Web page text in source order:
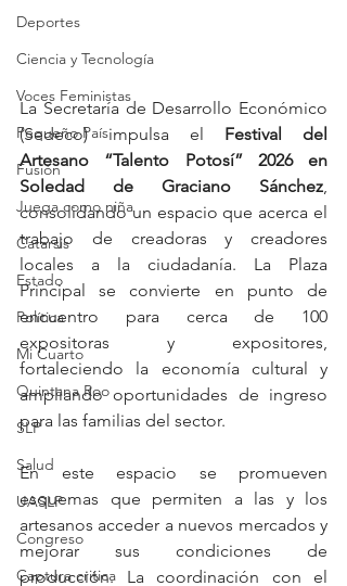
Deportes
Ciencia y Tecnología
Voces Feministas
Pequeño País
Fusión
Juega como niña
Catarsis
Estado
Política
Mi Cuarto
Quintana Roo
SLP
Salud
UASLP
Congreso
Captura critica
La Secretaría de Desarrollo Económico
(Sedeco) impulsa el Festival del
Artesano “Talento Potosí” 2026 en
Soledad de Graciano Sánchez,
consolidando un espacio que acerca el
trabajo de creadoras y creadores
locales a la ciudadanía. La Plaza
Principal se convierte en punto de
encuentro para cerca de 100
expositoras y expositores,
fortaleciendo la economía cultural y
ampliando oportunidades de ingreso
para las familias del sector.
En este espacio se promueven
esquemas que permiten a las y los
artesanos acceder a nuevos mercados y
mejorar sus condiciones de
producción. La coordinación con el